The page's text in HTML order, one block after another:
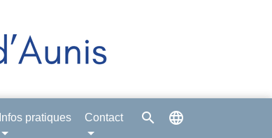
Infos pratiques Contact search language